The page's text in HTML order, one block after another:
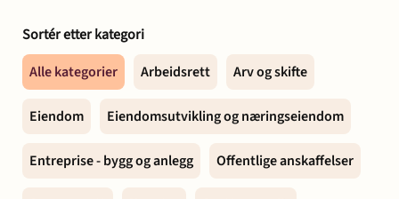
Sortér etter kategori
Alle kategorier
Arbeidsrett Arv og skifte
Eiendom Eiendomsutvikling og næringseiendom
Entreprise - bygg og anlegg Offentlige anskaffelser
Arbeidsrett
Arv
og
skifte
Avtaler
og
kontrakter
Eiendom
Eiendomsutvikling
og
næringseiendom
Entreprise
Erstatning
Familie
Forbrukersaker
Konkurs
Aktuelt
Karriere